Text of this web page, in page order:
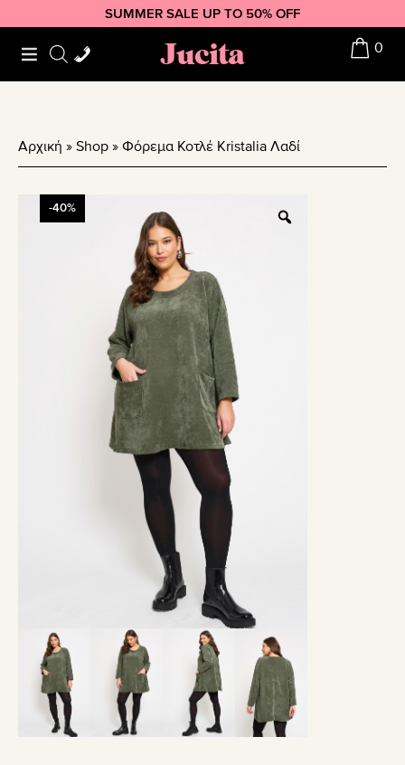
to
primary
to
main
to
footer
SUMMER SALE UP TO 50% OFF
Jucita 0
Αρχική » Shop » Φόρεμα Κοτλέ Kristalia Λαδί
-40%